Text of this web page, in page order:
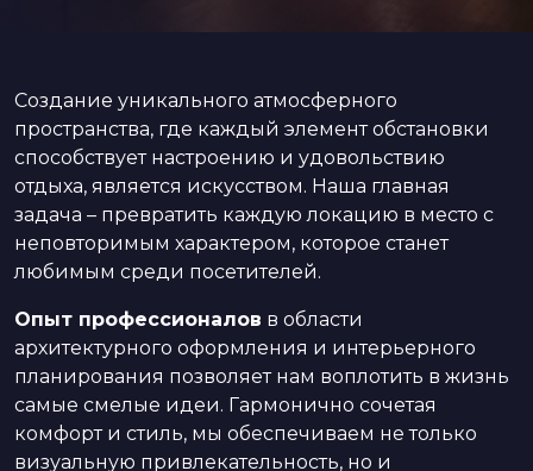
Создание уникального атмосферного
пространства, где каждый элемент обстановки
способствует настроению и удовольствию
отдыха, является искусством. Наша главная
задача – превратить каждую локацию в место с
неповторимым характером, которое станет
любимым среди посетителей.
Опыт профессионалов в области
архитектурного оформления и интерьерного
планирования позволяет нам воплотить в жизнь
самые смелые идеи. Гармонично сочетая
комфорт и стиль, мы обеспечиваем не только
визуальную привлекательность, но и